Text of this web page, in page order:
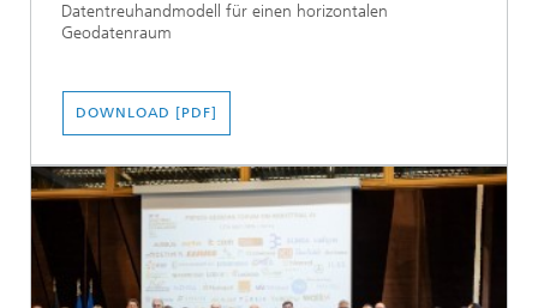
Datentreuhandmodell für einen horizontalen
Geodatenraum
DOWNLOAD [PDF]